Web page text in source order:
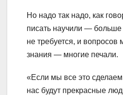
Но надо так надо, как
писать научили — больше
не требуется, и
знания — многие печали.
«Если мы все это
нас будут прекрасные